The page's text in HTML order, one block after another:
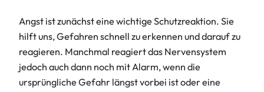
Angst ist zunächst eine wichtige Schutzreaktion. Sie
hilft uns, Gefahren schnell zu erkennen und darauf zu
reagieren. Manchmal reagiert das Nervensystem
jedoch auch dann noch mit Alarm, wenn die
ursprüngliche Gefahr längst vorbei ist oder eine